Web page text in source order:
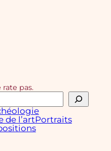
rate pas.
de l’artPortraits